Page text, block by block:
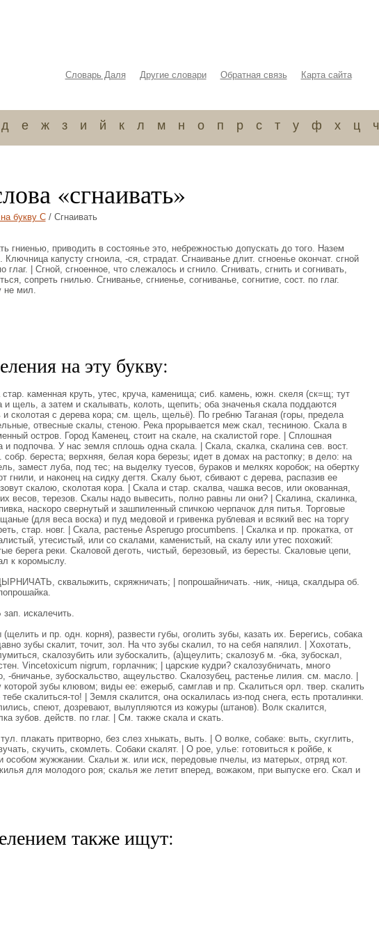
Словарь Даля Другие словари Обратная связь Карта сайта
д е ж з и й к л м н о п р с т у ф х ц ч
«сгнаивать»
букву С/ Сгнаивать
гниенью, приводить в состоянье это, небрежностью допускать до того. Назем
капусту сгноила, -ся, страдат. Сгнаиванье длит. сгноенье окончат. сгной
глаг. | Сгной, сгноенное, что слежалось и сгнило. Сгнивать, сгнить и согнивать,
сопреть гнилью. Сгниванье, сгниенье, согниванье, согнитие, сост. по глаг.
не мил.
на эту букву:
каменная круть, утес, круча, каменища; сиб. камень, южн. скеля (ск=щ; тут
и щель, а затем и скалывать, колоть, щепить; оба значенья скала поддаются
и сколотая с дерева кора; см. щель, щельё). По гребню Таганая (горы, предела
отвесные скалы, стеною. Река прорывается меж скал, тесниною. Скала в
остров. Город Каменец, стоит на скале, на скалистой горе. | Сплошная
и подпочва. У нас земля сплошь одна скала. | Скала, скалка, скалина сев. вост.
собр. береста; верхняя, белая кора березы; идет в домах на растопку; в дело: на
замест луба, под тес; на выделку туесов, бураков и мелкях коробок; на обертку
гнили, и наконец на сидку дегтя. Скалу бьют, сбивают с дерева, распазив ее
скалою, сколотая кора. | Скала и стар. скалва, чашка весов, или окованная,
весов, терезов. Скалы надо вывесить, полно равны ли они? | Скалина, скалинка,
наскоро свернутый и зашпиленный спичкою черпачок для питья. Торговые
(для веса воска) и пуд медовой и гривенка рублевая и всякий вес на торгу
стар. новг. | Скала, растенье Asperugo procumbens. | Скалка и пр. прокатка, от
утесистый, или со скалами, каменистый, на скалу или утес похожий:
берега реки. Скаловой деготь, чистый, березовый, из бересты. Скаловые цепи,
к коромыслу.
сквалыжить, скряжничать; | попрошайничать. -ник, -ница, скалдыра об.
искалечить.
и пр. одн. корня), развести губы, оголить зубы, казать их. Берегись, собака
зубы скалит, точит, зол. На что зубы скалил, то на себя напялил. | Хохотать,
скалозубить или зубоскалить, (а)щеулить; скалозуб м. -бка, зубоскал,
Vincetoxicum nigrum, горлачник; | царские кудри? скалозубничать, много
-бничанье, зубоскальство, ащеульство. Скалозубец, растенье лилия. см. масло. |
которой зубы клювом; виды ее: ежерыб, самглав и пр. Скалиться орл. твер. скалить
скалиться-то! | Земля скалится, она оскалилась из-под снега, есть проталинки.
спеют, дозревают, вылупляются из кожуры (штанов). Волк скалится,
зубов. действ. по глаг. | См. также скала и скать.
плакать притворно, без слез хныкать, выть. | О волке, собаке: выть, скуглить,
скучить, скомлеть. Собаки скалят. | О рое, улье: готовиться к ройбе, к
особом жужжании. Скальи ж. или иск, передовые пчелы, из матерых, отряд кот.
для молодого роя; скалья же летит вперед, вожаком, при выпуске его. Скал и
также ищут: